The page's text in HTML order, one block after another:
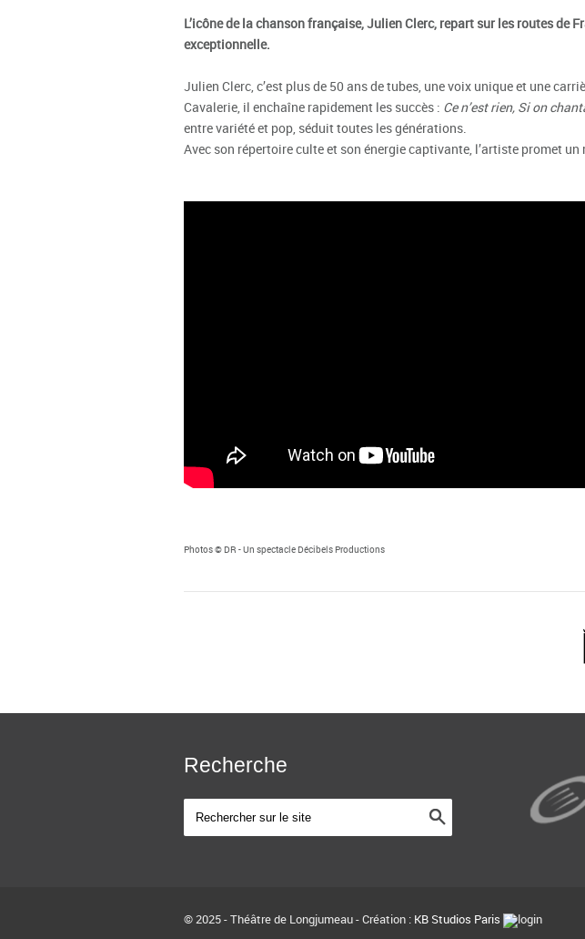
L’icône de la chanson française, Julien Clerc, repart sur les routes de
exceptionnelle.
Julien Clerc, c’est plus de 50 ans de tubes, une voix unique et une
Cavalerie, il enchaîne rapidement les succès : Ce n’est rien, Si on
entre variété et pop, séduit toutes les générations.
Avec son répertoire culte et son énergie captivante, l’artiste promet
Photos © DR - Un spectacle Décibels Productions
Recherche
© 2025 - Théâtre de Longjumeau - Création : KB Studios Paris